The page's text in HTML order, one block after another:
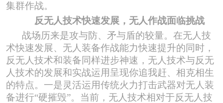
集群作战。
反无人技术快速发展 ， 无人作战面临挑战
战场历来是攻与防、矛与盾的较量。在无人技
术快速发展、无人装备作战能力快速提升的同时，
反无人技术和装备同样进步神速，无人技术与反无
人技术的发展和实战运用呈现你追我赶、相克相生
的特点。一是灵活运用传统火力打击武器对无人装
备进行“硬摧毁”。当前，无人技术相对于反无人技